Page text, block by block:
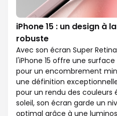
iPhone 15 : un design à
robuste
Avec son écran Super Retina
l'iPhone 15 offre une
pour un encombrement
une définition exceptionnelle
pour un rendu des couleurs
soleil, son écran garde un
optimal grâce à une